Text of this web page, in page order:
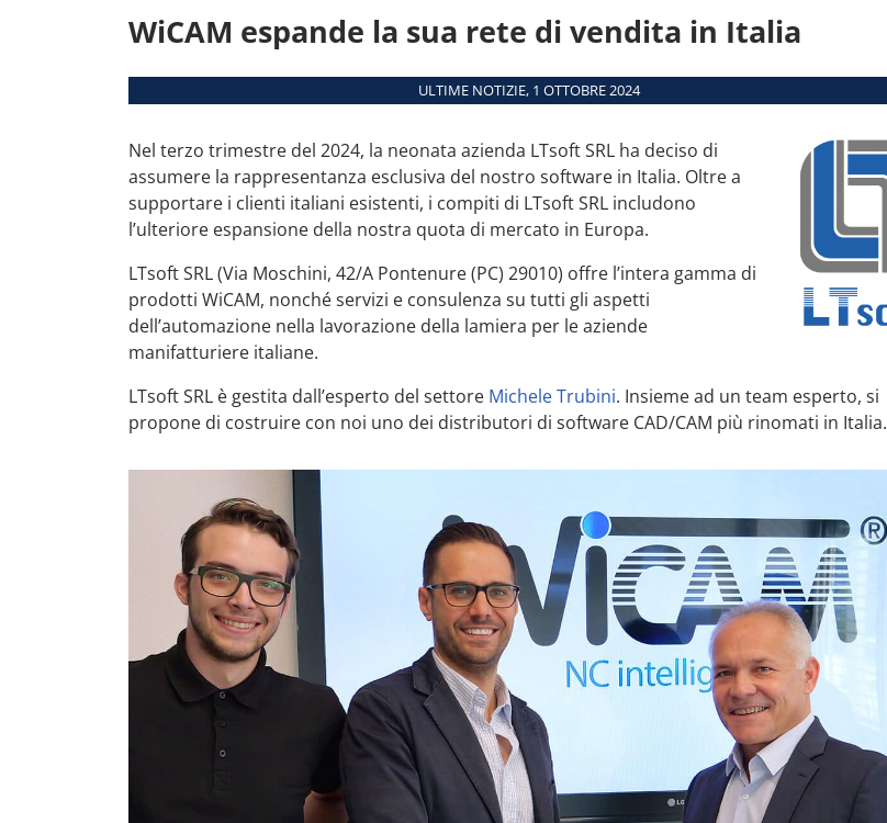
Interfacce
Macchine supportate
WiCAM espande la sua rete di vendita in Italia
ULTIME NOTIZIE, 1 OTTOBRE 2024
Nel terzo trimestre del 2024, la neonata azienda LTsoft SRL ha deciso di
assumere la rappresentanza esclusiva del nostro software in Italia. Oltre a
supportare i clienti italiani esistenti, i compiti di LTsoft SRL includono
l’ulteriore espansione della nostra quota di mercato in Europa.
LTsoft SRL (Via Moschini, 42/A Pontenure (PC) 29010) offre l’intera gamma di
prodotti WiCAM, nonché servizi e consulenza su tutti gli aspetti
dell’automazione nella lavorazione della lamiera per le aziende
manifatturiere italiane.
LTsoft SRL è gestita dall’esperto del settore Michele Trubini. Insieme ad un team esperto, si
propone di costruire con noi uno dei distributori di software CAD/CAM più rinomati in Italia.